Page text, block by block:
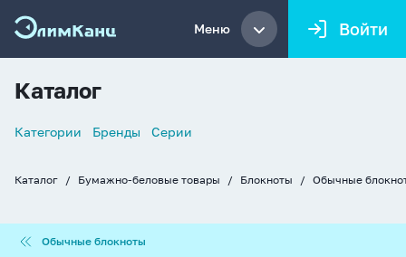
Меню Войти
Каталог
Список
Категории Бренды Серии
Каталог Бумажно-беловые товары Блокноты Обычные
блокноты
Обычные блокноты